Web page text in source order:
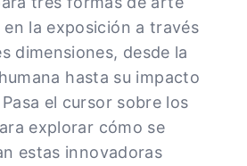
en la exposición a través
dimensiones, desde la
hasta su impacto
el cursor sobre los
explorar cómo se
estas innovadoras